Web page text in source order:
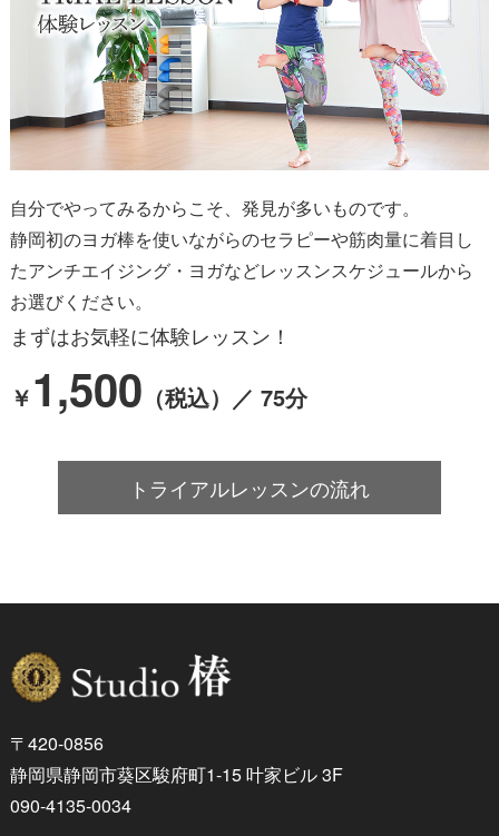
自分でやってみるからこそ、発見が多いものです。
静岡初のヨガ棒を使いながらのセラピーや筋肉量に着目し
たアンチエイジング・ヨガなどレッスンスケジュールから
お選びください。
まずはお気軽に体験レッスン！
￥1,500 （税込）／ 75分
トライアルレッスンの流れ
〒420-0856
静岡県静岡市葵区駿府町1-15 叶家ビル 3F
090-4135-0034